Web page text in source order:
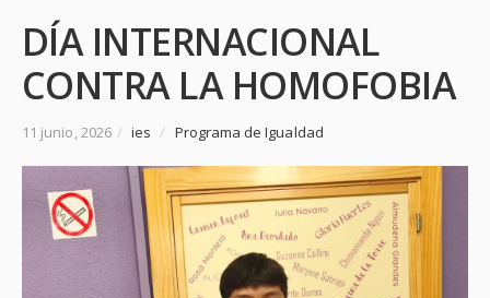
DÍA INTERNACIONAL
CONTRA LA HOMOFOBIA
11 junio, 2026 / ies / Programa de Igualdad